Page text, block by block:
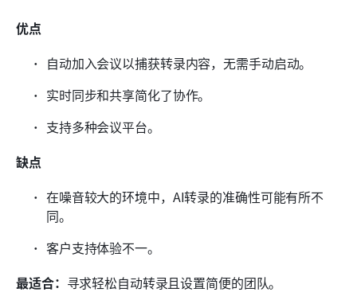
优点
自动加入会议以捕获转录内容，无需手动启动。
实时同步和共享简化了协作。
支持多种会议平台。
缺点
在噪音较大的环境中，AI转录的准确性可能有所不
同。
客户支持体验不一。
最适合： 寻求轻松自动转录且设置简便的团队。